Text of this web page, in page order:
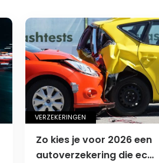
VERZEKERINGEN
Zo kies je voor 2026 een
autoverzekering die echt